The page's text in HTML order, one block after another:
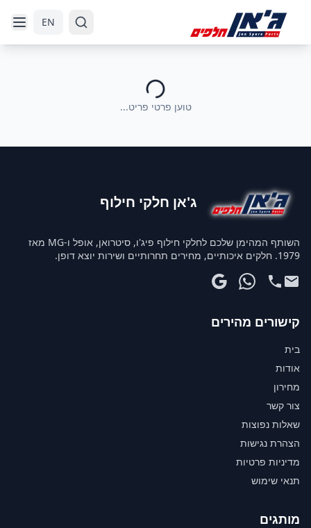
EN
טוען פרטי פריט...
ג'אן חלקי חילוף
השותף המהימן שלכם לחלקי חילוף פיג'ו, סיטרואן, אופל ו-MG מאז
1979. חלקים איכותיים, מחירים תחרותיים ושירות יוצא דופן.
קישורים מהירים
בית
אודות
מחירון
צור קשר
שאלות נפוצות
הצהרת נגישות
מדיניות פרטיות
תנאי שימוש
מותגים